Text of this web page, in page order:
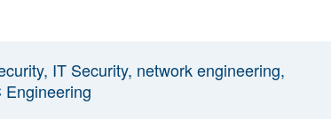
IT Security, network engineering,
Engineering